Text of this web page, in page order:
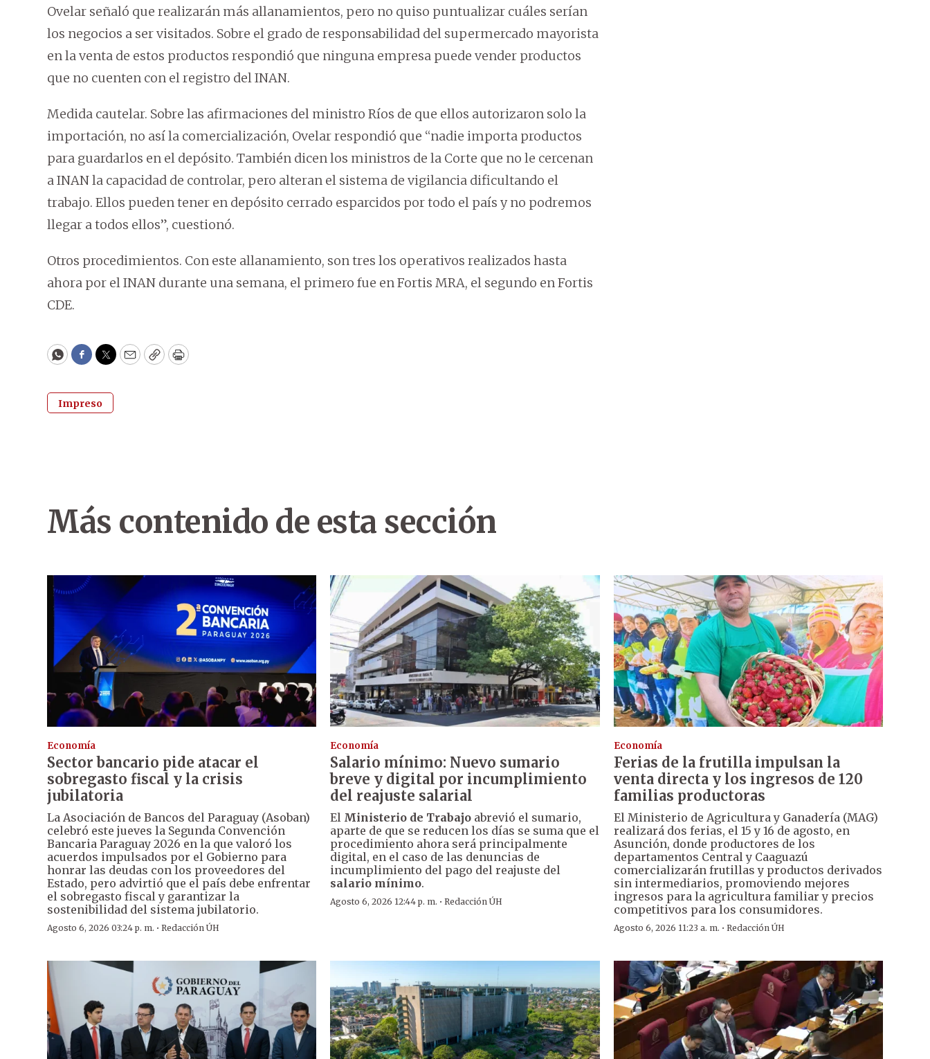
Ovelar señaló que realizarán más allanamientos, pero no quiso puntualizar cuáles serían
los negocios a ser visitados. Sobre el grado de responsabilidad del supermercado mayorista
en la venta de estos productos respondió que ninguna empresa puede vender productos
que no cuenten con el registro del INAN.
Medida cautelar. Sobre las afirmaciones del ministro Ríos de que ellos autorizaron solo la
importación, no así la comercialización, Ovelar respondió que “nadie importa productos
para guardarlos en el depósito. También dicen los ministros de la Corte que no le cercenan
a INAN la capacidad de controlar, pero alteran el sistema de vigilancia dificultando el
trabajo. Ellos pueden tener en depósito cerrado esparcidos por todo el país y no podremos
llegar a todos ellos”, cuestionó.
Otros procedimientos. Con este allanamiento, son tres los operativos realizados hasta
ahora por el INAN durante una semana, el primero fue en Fortis MRA, el segundo en Fortis
CDE.
WhatsApp
Facebook
Twitter
EmailCopyPrint
Impreso
Más contenido de esta sección
Economía
Sector bancario pide atacar el
sobregasto fiscal y la crisis
jubilatoria
La Asociación de Bancos del Paraguay (Asoban)
celebró este jueves la Segunda Convención
Bancaria Paraguay 2026 en la que valoró los
acuerdos impulsados por el Gobierno para
honrar las deudas con los proveedores del
Estado, pero advirtió que el país debe enfrentar
el sobregasto fiscal y garantizar la
sostenibilidad del sistema jubilatorio.
Agosto 6, 2026 03:24 p. m. · Redacción ÚH
Economía
Salario mínimo: Nuevo sumario
breve y digital por incumplimiento
del reajuste salarial
El Ministerio de Trabajo abrevió el sumario,
aparte de que se reducen los días se suma que el
procedimiento ahora será principalmente
digital, en el caso de las denuncias de
incumplimiento del pago del reajuste del
salario mínimo.
Agosto 6, 2026 12:44 p. m. ·Redacción ÚH
Economía
Ferias de la frutilla impulsan la
venta directa y los ingresos de 120
familias productoras
El Ministerio de Agricultura y Ganadería (MAG)
realizará dos ferias, el 15 y 16 de agosto, en
Asunción, donde productores de los
departamentos Central y Caaguazú
comercializarán frutillas y productos derivados
sin intermediarios, promoviendo mejores
ingresos para la agricultura familiar y precios
competitivos para los consumidores.
Agosto 6, 2026 11:23 a. m. · Redacción ÚH